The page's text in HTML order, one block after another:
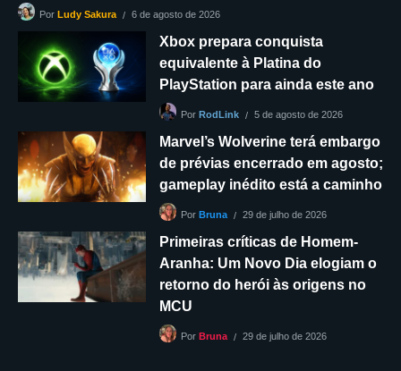
Por Ludy Sakura 6 de agosto de 2026
Xbox prepara conquista
equivalente à Platina do
PlayStation para ainda este ano
Por RodLink 5 de agosto de 2026
Marvel’s Wolverine terá embargo
de prévias encerrado em agosto;
gameplay inédito está a caminho
Por Bruna 29 de julho de 2026
Primeiras críticas de Homem-
Aranha: Um Novo Dia elogiam o
retorno do herói às origens no
MCU
Por Bruna 29 de julho de 2026